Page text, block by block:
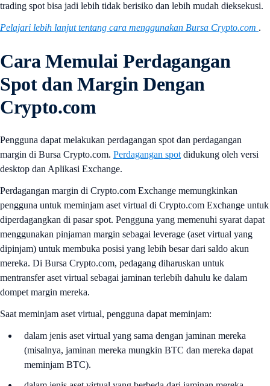
trading spot bisa jadi lebih tidak berisiko dan lebih mudah dieksekusi.
Pelajari lebih lanjut tentang cara menggunakan Bursa Crypto.com .
CaraMemulai Perdagangan
Spot dan Margin Dengan
Crypto.com
Pengguna dapat melakukan perdagangan spot dan perdagangan
margin di Bursa Crypto.com. Perdagangan spot didukung oleh versi
desktop dan Aplikasi Exchange.
Perdagangan margin di Crypto.com Exchange memungkinkan
pengguna untuk meminjam aset virtual di Crypto.com Exchange untuk
diperdagangkan di pasar spot. Pengguna yang memenuhi syarat dapat
menggunakan pinjaman margin sebagai leverage (aset virtual yang
dipinjam) untuk membuka posisi yang lebih besar dari saldo akun
mereka. Di Bursa Crypto.com, pedagang diharuskan untuk
mentransfer aset virtual sebagai jaminan terlebih dahulu ke dalam
dompet margin mereka.
Saat meminjam aset virtual, pengguna dapat meminjam:
dalam jenis aset virtual yang sama dengan jaminan mereka
(misalnya, jaminan mereka mungkin BTC dan mereka dapat
meminjam BTC).